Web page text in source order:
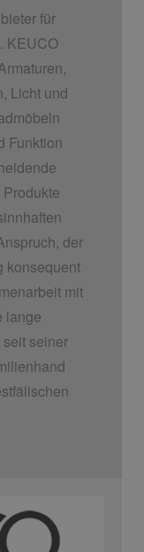
für
KEUCO
Licht und
Funktion
der
konsequent
mit
lange
seiner